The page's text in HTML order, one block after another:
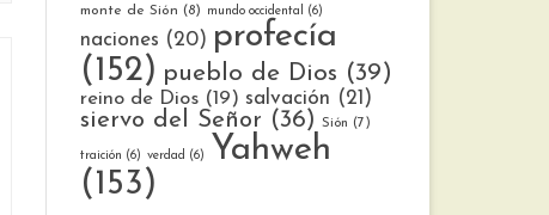
monte de Sión (8) mundo occidental (6)
naciones (20) profecía
(152) pueblo de Dios (39)
reino de Dios(19) salvación (21)
siervo del Señor (36) Sión (7)
traición (6) verdad (6)
Yahweh
(153)